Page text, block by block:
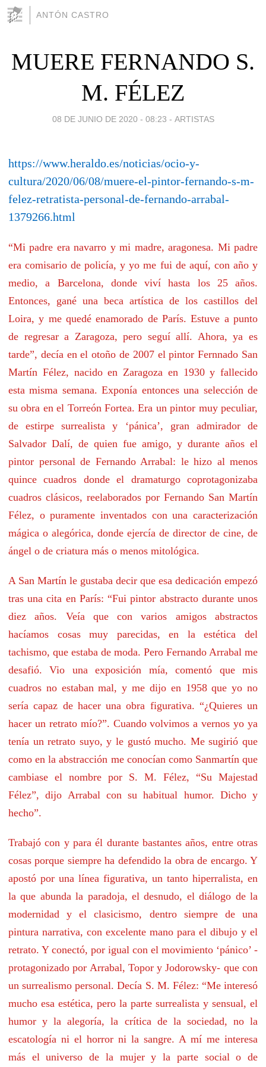
ANTÓN CASTRO
MUERE FERNANDO S.
M. FÉLEZ
08 DE JUNIO DE 2020 - 08:23 - ARTISTAS
https://www.heraldo.es/noticias/ocio-y-
cultura/2020/06/08/muere-el-pintor-fernando-s-m-
felez-retratista-personal-de-fernando-arrabal-
1379266.html
“Mi padre era navarro y mi madre, aragonesa. Mi padre
era comisario de policía, y yo me fui de aquí, con año y
medio, a Barcelona, donde viví hasta los 25 años.
Entonces, gané una beca artística de los castillos del
Loira, y me quedé enamorado de París. Estuve a punto
de regresar a Zaragoza, pero seguí allí. Ahora, ya es
tarde”, decía en el otoño de 2007 el pintor Fernnado San
Martín Félez, nacido en Zaragoza en 1930 y fallecido
esta misma semana. Exponía entonces una selección de
su obra en el Torreón Fortea. Era un pintor muy peculiar,
de estirpe surrealista y ‘pánica’, gran admirador de
Salvador Dalí, de quien fue amigo, y durante años el
pintor personal de Fernando Arrabal: le hizo al menos
quince cuadros donde el dramaturgo coprotagonizaba
cuadros clásicos, reelaborados por Fernando San Martín
Félez, o puramente inventados con una caracterización
mágica o alegórica, donde ejercía de director de cine, de
ángel o de criatura más o menos mitológica.
A San Martín le gustaba decir que esa dedicación empezó
tras una cita en París: “Fui pintor abstracto durante unos
diez años. Veía que con varios amigos abstractos
hacíamos cosas muy parecidas, en la estética del
tachismo, que estaba de moda. Pero Fernando Arrabal me
desafió. Vio una exposición mía, comentó que mis
cuadros no estaban mal, y me dijo en 1958 que yo no
sería capaz de hacer una obra figurativa. “¿Quieres un
hacer un retrato mío?”. Cuando volvimos a vernos yo ya
tenía un retrato suyo, y le gustó mucho. Me sugirió que
como en la abstracción me conocían como Sanmartín que
cambiase el nombre por S. M. Félez, “Su Majestad
Félez”, dijo Arrabal con su habitual humor. Dicho y
hecho”.
Trabajó con y para él durante bastantes años, entre otras
cosas porque siempre ha defendido la obra de encargo. Y
apostó por una línea figurativa, un tanto hiperralista, en
la que abunda la paradoja, el desnudo, el diálogo de la
modernidad y el clasicismo, dentro siempre de una
pintura narrativa, con excelente mano para el dibujo y el
retrato. Y conectó, por igual con el movimiento ‘pánico’ -
protagonizado por Arrabal, Topor y Jodorowsky- que con
un surrealismo personal. Decía S. M. Félez: “Me interesó
mucho esa estética, pero la parte surrealista y sensual, el
humor y la alegoría, la crítica de la sociedad, no la
escatología ni el horror ni la sangre. A mí me interesa
más el universo de la mujer y la parte social o de